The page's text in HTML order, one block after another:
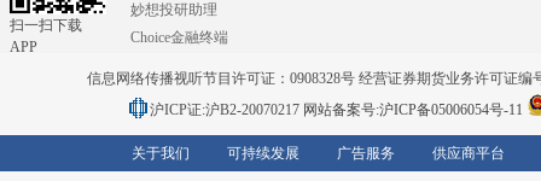
扫一扫下载
APP
妙想投研助理
Choice金融终端
信息网络传播视听节目许可证：0908328号 经营证券期货业务许可证编
沪ICP证:沪B2-20070217 网站备案号:沪ICP备05006054号-11
关于我们 可持续发展 广告服务 供应商平台